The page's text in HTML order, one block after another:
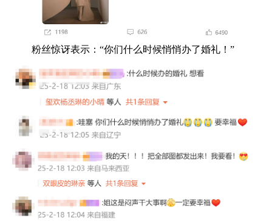
粉丝惊讶表示：“你们什么时候悄悄办了婚礼！”